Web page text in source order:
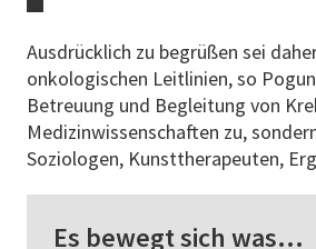
Ausdrücklich zu begrüßen sei
onkologischen Leitlinien, so
Betreuung und Begleitung von
Medizinwissenschaften zu,
Soziologen, Kunsttherapeuten,
Es bewegt sich was…